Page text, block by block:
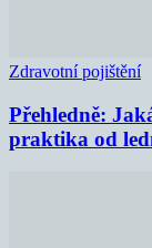
Zdravotní pojištění
Přehledně:
praktika od